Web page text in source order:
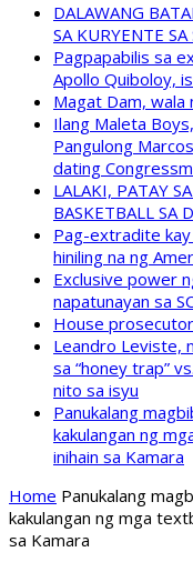
DALAWANG
SA KURYENTE SA
Pagpapabilis sa
Apollo Quiboloy,
Magat Dam, wala
Ilang Maleta
Pangulong
dating
LALAKI, PATAY
BASKETBALL SA
Pag-extradite
hiniling na ng
Exclusive power
napatunayan sa
House
Leandro Leviste,
sa “honey trap”
nito sa isyu
Panukalang
kakulangan ng
inihain sa Kamara
Home Panukalang
kakulangan ng mga
sa Kamara